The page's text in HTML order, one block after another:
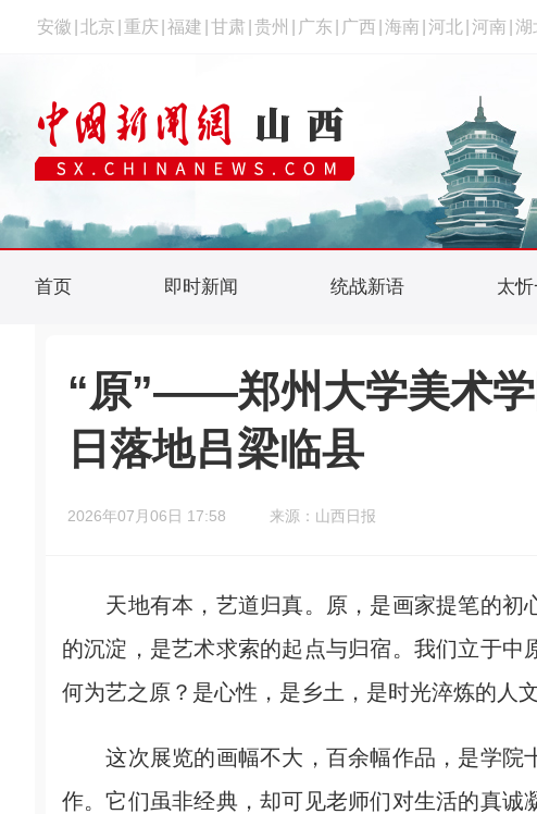
安徽 北京 重庆 福建 甘肃 贵州 广东 广西 海南 河北 河南 湖
首页 即时新闻 统战新语 太
“原”——郑州大学美术
日落地吕梁临县
2026年07月06日 17:58 来源：山西日报
天地有本，艺道归真。原，是画家提笔的初
的沉淀，是艺术求索的起点与归宿。我们立于中
何为艺之原？是心性，是乡土，是时光淬炼的人文
这次展览的画幅不大，百余幅作品，是学院
作。它们虽非经典，却可见老师们对生活的真